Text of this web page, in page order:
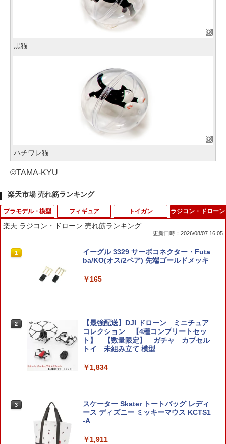
黒猫
ハチワレ猫
©TAMA-KYU
楽天市場 売れ筋ランキング
プラモデル・模型
1 特捜最前線DVDコレクション 第42号
2
HGUC 1/144 ZZガンダム プラモデル
（再販）[BANDAI SPIRITS]《発売済・
在庫品》
35 1/24 オースチン ミニクーパー 1275S
Mk.I プラモデル 24235 （ZS176900）
フィギュア
1
【当店独自で＋P10倍★要エントリー】
【中古】[FIG] 七海みなみ(ななみみなみ)
(PP917) コトブキヤ(20210721)
【送料無料】タカラトミー Rトーキング
フィギュア ジェシー 4904810082095
3
S.H.Figuarts 『呪術廻戦』 伏黒恵（再
販版） (塗装済み可動フィギュア)
トイガン
1
V10-33■GUARDER ハンマースプリング
プランジャー/ストッパー for マルイ V10
POM スムーズ ブラック シルバー 2種類
V10-30(BK)■GUARDER ステンレスCNC
プランジャーピンセット for マルイ V10
耐食性 アップ リペア 予備 スペア カスタ
ンメンテナンススプレー 70ml 2本セット
ラジコン・ドローン
楽天 ラジコン・ドローン 売れ筋ランキング
更新日時：2026/08/07 16:05
1
イーグル 3329 サーボコネクター・Futa
ba/KO(オス/2ペア) 先端ゴールドメッキ
￥165
2
【最強配送】DJI ドローン ミニチュア
コレクション 【4種コンプリートセッ
ト】 【数量限定】 ガチャ カプセル
トイ 未組み立て 模型
￥1,834
3
スケーター Skater トートバッグ レディ
ース ディズニー ミッキーマウス KCTS1
-A
￥1,911